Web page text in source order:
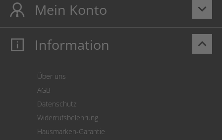
keyboard_arrow_down
Mein Konto
Mein Konto
keyboard_arrow_up
Information
Über uns
AGB
Datenschutz
Widerrufsbelehrung
Hausmarken-Garantie